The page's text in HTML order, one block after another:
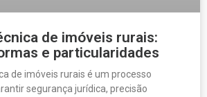
de imóveis rurais:
e particularidades
de imóveis rurais é um processo
segurança jurídica, precisão